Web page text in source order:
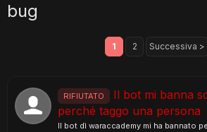
bug
1 2 Successiva >
RIFIUTATO
Il bot mi banna
perché taggo una persona
Il bot dì waraccademy mi ha bannato